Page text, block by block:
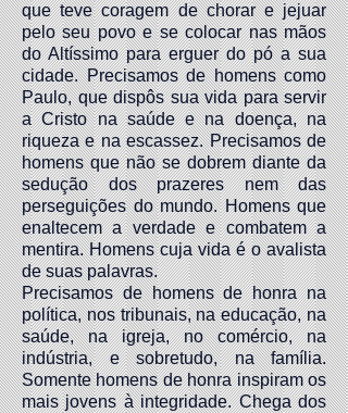
que teve coragem de chorar e jejuar
pelo seu povo e se colocar nas mãos
do Altíssimo para erguer do pó a sua
cidade. Precisamos de homens como
Paulo, que dispôs sua vida para servir
a Cristo na saúde e na doença, na
riqueza e na escassez. Precisamos de
homens que não se dobrem diante da
sedução dos prazeres nem das
perseguições do mundo. Homens que
enaltecem a verdade e combatem a
mentira. Homens cuja vida é o avalista
de suas palavras.
Precisamos de homens de honra na
política, nos tribunais, na educação, na
saúde, na igreja, no comércio, na
indústria, e sobretudo, na família.
Somente homens de honra inspiram os
mais jovens à integridade. Chega dos